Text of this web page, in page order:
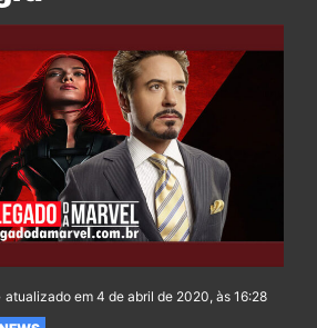
atualizado em 4 de abril de 2020, às 16:28